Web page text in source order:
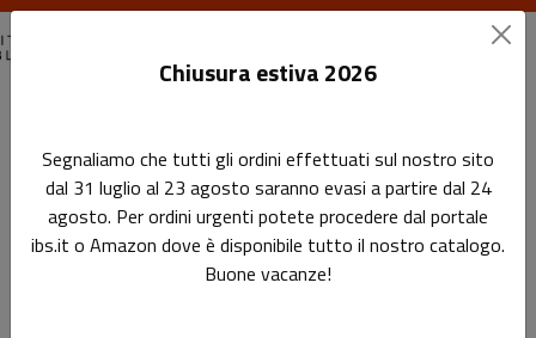
Ambrogio Borsani
Pagina di Ambrogio Borsani
Chiusura estiva 2026
Segnaliamo che tutti gli ordini effettuati sul nostro sito
dal 31 luglio al 23 agosto saranno evasi a partire dal 24
agosto. Per ordini urgenti potete procedere dal portale
ibs.it o Amazon dove è disponibile tutto il nostro catalogo.
Buone vacanze!